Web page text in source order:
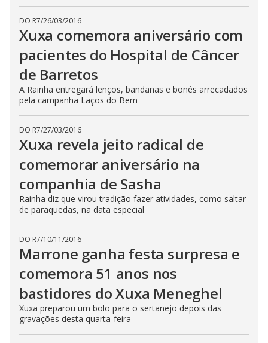
DO R7/26/03/2016
Xuxa comemora aniversário com
pacientes do Hospital de Câncer
de Barretos
A Rainha entregará lenços, bandanas e bonés arrecadados
pela campanha Laços do Bem
DO R7/27/03/2016
Xuxa revela jeito radical de
comemorar aniversário na
companhia de Sasha
Rainha diz que virou tradição fazer atividades, como saltar
de paraquedas, na data especial
DO R7/10/11/2016
Marrone ganha festa surpresa e
comemora 51 anos nos
bastidores do Xuxa Meneghel
Xuxa preparou um bolo para o sertanejo depois das
gravações desta quarta-feira